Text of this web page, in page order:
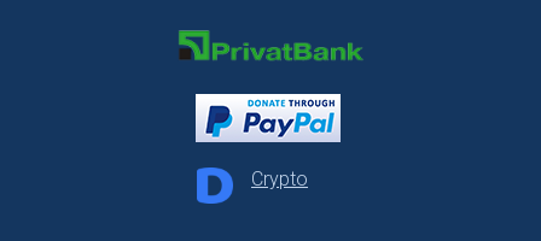
Crypto